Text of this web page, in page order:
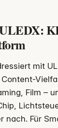
mit
Film –
nach. Für